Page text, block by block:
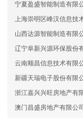
宁夏盈盛智能制造有限
上海崇明区峰汉信息技
山西达源智能制造有限
辽宁阜新兴源环保股份
云南顺昌信息技术有限
新疆天瑞电子股份有限
浙江嘉兴兴旺房地产有
澳门昌盛房地产有限公司